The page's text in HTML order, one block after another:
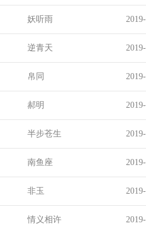
妖听雨
逆青天
帛同
郝明
半步苍生
南鱼座
非玉
情义相许